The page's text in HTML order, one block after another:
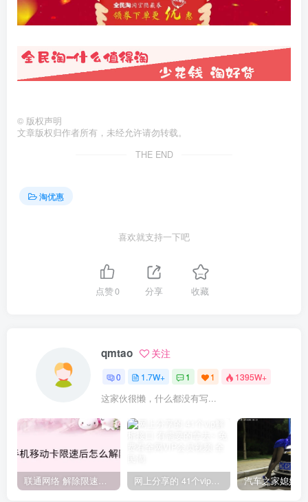
© 版权声明
文章版权归作者所有，未经允许请勿转载。
THE END
淘优惠
喜欢就支持一下吧
点赞0 分享 收藏
qmtao 关注
0 1.7W+ 1 1 1395W+
这家伙很懒，什么都没有写...